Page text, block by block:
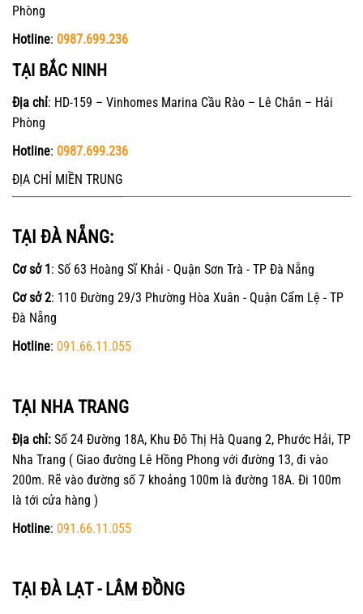
Phòng
Hotline: 0987.699.236
TẠI BẮC NINH
Địa chỉ: HD-159 – Vinhomes Marina Cầu Rào – Lê Chân – Hải
Phòng
Hotline: 0987.699.236
ĐỊA CHỈ MIỀN TRUNG
TẠI ĐÀ NẴNG:
Cơ sở 1: Số 63 Hoàng Sĩ Khải - Quận Sơn Trà - TP Đà Nẵng
Cơ sở 2: 110 Đường 29/3 Phường Hòa Xuân - Quận Cẩm Lệ - TP
Đà Nẵng
Hotline: 091.66.11.055
TẠI NHA TRANG
Địa chỉ: Số 24 Đường 18A, Khu Đô Thị Hà Quang 2, Phước Hải, TP
Nha Trang ( Giao đường Lê Hồng Phong với đường 13, đi vào
200m. Rẽ vào đường số 7 khoảng 100m là đường 18A. Đi 100m
là tới cửa hàng )
Hotline: 091.66.11.055
TẠI ĐÀ LẠT - LÂM ĐỒNG